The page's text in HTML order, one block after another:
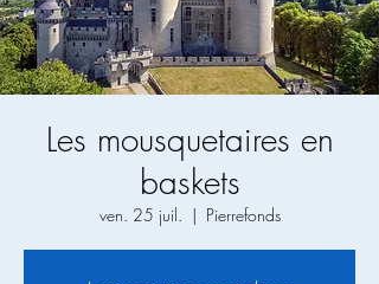
Les mousquetaires en
baskets
ven. 25 juil.
  |
Pierrefonds